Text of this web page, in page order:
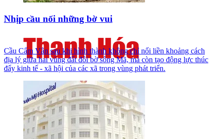
Nhịp cầu nối những bờ vui
Cầu Cẩm Vân sau khi hình thành không chỉ nối liền khoảng cách
địa lý giữa hai vùng đất đôi bờ sông Mã, mà còn tạo động lực thúc
đẩy kinh tế - xã hội của các xã trong vùng phát triển.